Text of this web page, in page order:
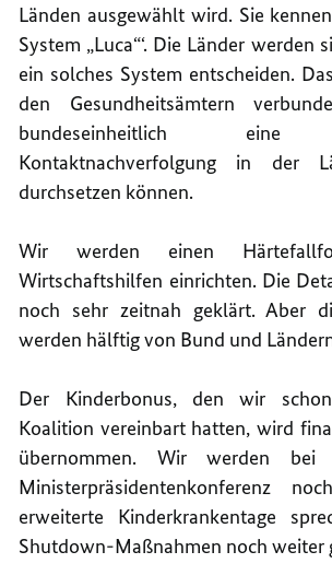
Länden ausgewählt wird. Sie
System „Luca“‘. Die Länder werden
ein solches System entscheiden.
den Gesundheitsämtern
bundeseinheitlich eine
Kontaktnachverfolgung in der
durchsetzen können.
Wir werden einen
Wirtschaftshilfen einrichten. Die
noch sehr zeitnah geklärt. Aber
werden hälftig von Bund und
Der Kinderbonus, den wir
Koalition vereinbart hatten, wird
übernommen. Wir werden bei
Ministerpräsidentenkonferenz
erweiterte Kinderkrankentage
Shutdown-Maßnahmen noch weiter